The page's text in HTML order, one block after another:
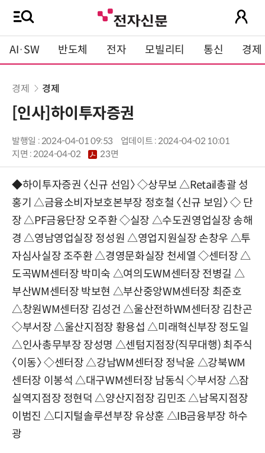
AI·SW 반도체 전자 모빌리티 통신 경제
경제 경제
[인사]하이투자증권
발행일 : 2024-04-01 09:53
업데이트 : 2024-04-02 10:01
지면 :2024-04-02 23면
◆하이투자증권 〈신규 선임〉 ◇상무보 △Retail총괄 성
홍기 △금융소비자보호본부장 정호철 〈신규 보임〉 ◇ 단
장 △PF금융단장 오주환 ◇실장 △수도권영업실장 송해
경 △영남영업실장 정성원 △영업지원실장 손창우 △투
자심사실장 조주환 △경영문화실장 천세열 ◇센터장 △
도곡WM센터장 박미숙 △여의도WM센터장 전병길 △
부산WM센터장 박보현 △부산중앙WM센터장 최준호
△창원WM센터장 김성건 △울산전하WM센터장 김찬곤
◇부서장 △울산지점장 황용섭 △미래혁신부장 정도일
△인사총무부장 장성명 △센텀지점장(직무대행) 최주식
〈이동〉 ◇센터장 △강남WM센터장 정낙윤 △강북WM
센터장 이봉석 △대구WM센터장 남동식 ◇부서장 △잠
실역지점장 정현덕 △양산지점장 김민조 △남목지점장
이범진 △디지털솔루션부장 유상훈 △IB금융부장 하수
광